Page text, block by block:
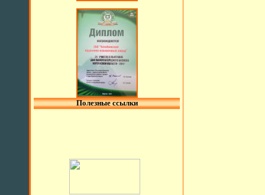
Полезные ссылки